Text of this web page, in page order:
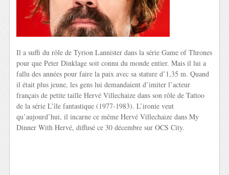
Il a suffi du rôle de Tyrion Lannister dans la série Game of Thrones
pour que Peter Dinklage soit connu du monde entier. Mais il lui a
fallu des années pour faire la paix avec sa stature d’1,35 m. Quand
il était plus jeune, les gens lui demandaient d’imiter l’acteur
français de petite taille Hervé Villechaize dans son rôle de Tattoo
de la série L’île fantastique (1977-1983). L’ironie veut
qu’aujourd’hui, il incarne ce même Hervé Villechaize dans My
Dinner With Hervé, diffusé ce 30 décembre sur OCS City.